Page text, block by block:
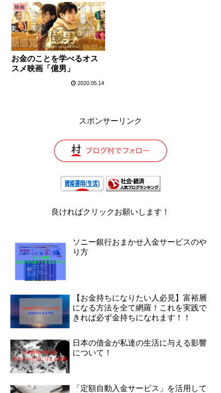
映画
お金のことを学べるオス
スメ映画「億男」
2020.05.14
スポンサーリンク
良ければクリックお願いします！
ソニー銀行おまかせ入金サービスのや
り方
【お金持ちになりたい人必見】富裕層
になる方法を全て網羅！これを実践で
きれば必ず金持ちになれます！！
日本の借金が私達の生活に与える影響
について！
「定額自動入金サービス」を活用して